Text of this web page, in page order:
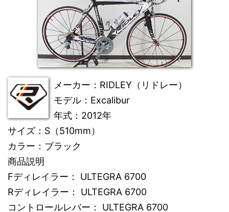
メーカー ：RIDLEY（リドレー）
モデル ：Excalibur
年式 ：2012年
サイズ ：S（510mm）
カラー ：ブラック
商品説明
Fディレイラー： ULTEGRA 6700
Rディレイラー： ULTEGRA 6700
コントロールレバー： ULTEGRA 6700